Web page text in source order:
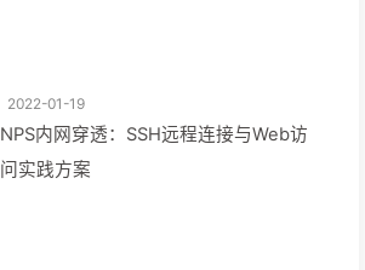
2022-01-19
NPS内网穿透：SSH远程连接与Web访
问实践方案